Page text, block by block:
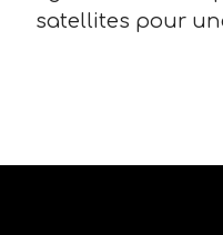
satellites pour